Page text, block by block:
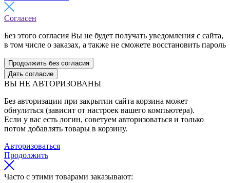
Согласен
Без этого согласия Вы не будет получать уведомления с сайта,
в том числе о заказах, а также не сможете восстановить пароль
Продолжить без согласия
Дать согласие
ВЫ НЕ АВТОРИЗОВАНЫ
Без авторизации при закрытии сайта корзина может
обнулиться (зависит от настроек вашего компьютера).
Если у вас есть логин, советуем авторизоваться и только
потом добавлять товары в корзину.
Авторизоваться
Продолжить
Часто с этими товарами заказывают: